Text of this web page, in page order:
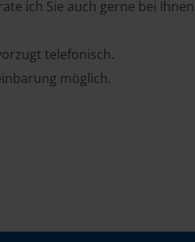
ich Sie auch gerne bei Ihnen
telefonisch.
möglich.